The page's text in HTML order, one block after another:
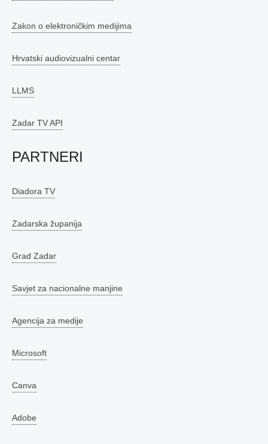
Zakon o elektroničkim medijima
Hrvatski audiovizualni centar
LLMS
Zadar TV API
PARTNERI
Diadora TV
Zadarska županija
Grad Zadar
Savjet za nacionalne manjine
Agencija za medije
Microsoft
Canva
Adobe